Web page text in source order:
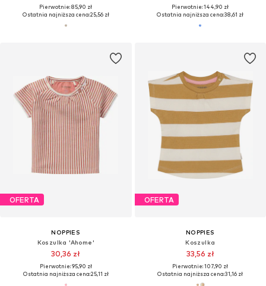
Pierwotnie: 85,90 zł
Ostatnia najniższa cena:25,56 zł
Pierwotnie: 144,90 zł
Ostatnia najniższa cena:38,61 zł
OFERTA
NOPPIES
Koszulka 'Ahome'
30,36 zł
Pierwotnie: 95,90 zł
Ostatnia najniższa cena:25,11 zł
OFERTA
NOPPIES
Koszulka
33,56 zł
Pierwotnie: 107,90 zł
Ostatnia najniższa cena:31,16 zł